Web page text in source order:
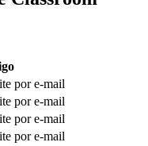
por e-mail
por e-mail
por e-mail
por e-mail